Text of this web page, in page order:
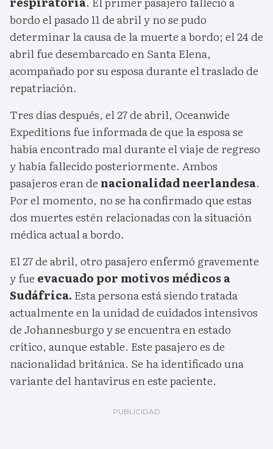
bordo el pasado 11 de abril y no se pudo
determinar la causa de la muerte a bordo; el 24 de
abril fue desembarcado en Santa Elena,
acompañado por su esposa durante el traslado de
repatriación.
Tres días después, el 27 de abril, Oceanwide
Expeditions fue informada de que la esposa se
había encontrado mal durante el viaje de regreso
y había fallecido posteriormente. Ambos
pasajeros eran de nacionalidad neerlandesa.
Por el momento, no se ha confirmado que estas
dos muertes estén relacionadas con la situación
médica actual a bordo.
El 27 de abril, otro pasajero enfermó gravemente
y fue evacuado por motivos médicos a
Sudáfrica. Esta persona está siendo tratada
actualmente en la unidad de cuidados intensivos
de Johannesburgo y se encuentra en estado
crítico, aunque estable. Este pasajero es de
nacionalidad británica. Se ha identificado una
variante del hantavirus en este paciente.